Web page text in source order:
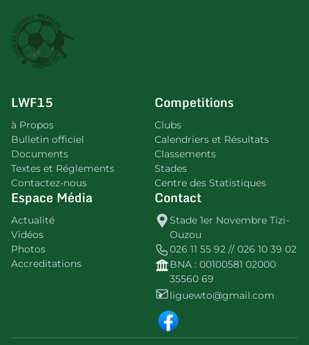
LWF15
à Propos
Bulletin officiel
Documents
Textes et Réglements
Contactez-nous
Competitions
Clubs
Calendriers et Résultats
Classements
Stades
Centre des Statistiques
Espace Média
Actualité
Vidéos
Photos
Accreditations
Contact
Stade 1er Novembre Tizi-
Ouzou
026 11 55 92 // 026 10 39 02
BNA : 00100581 02000
35560 69
liguewto@gmail.com